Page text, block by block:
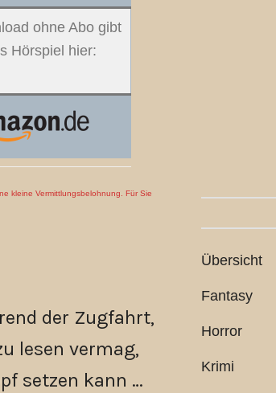
ohne Abo gibt
Hörspiel hier:
kleine Vermittlungsbelohnung. Für Sie
der Zugfahrt,
lesen vermag,
setzen kann …
Übersicht
Fantasy
Horror
Krimi